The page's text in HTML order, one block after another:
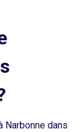
Narbonne dans